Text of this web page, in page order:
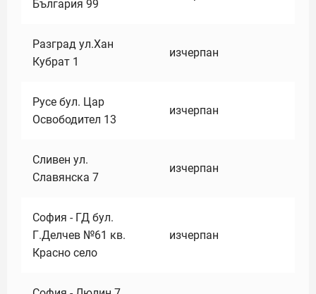
България 99
Разград ул.Хан
Кубрат 1
изчерпан
Русе бул. Цар
Освободител 13
изчерпан
Сливен ул.
Славянска 7
изчерпан
София - ГД бул.
Г.Делчев №61 кв.
Красно село
изчерпан